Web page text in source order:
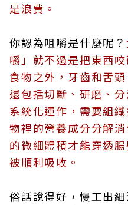
是浪費。
你認為咀嚼是什麼呢？
嚼」就不過是把東西
食物之外，牙齒和舌
還包括切斷、研磨、
系統化運作，需要組
物裡的營養成分分解
的微細體積才能穿透
被順利吸收。
俗話說得好，慢工出